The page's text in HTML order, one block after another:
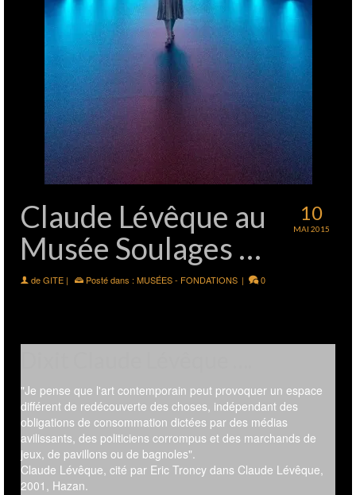
10
MAI 2015
Claude Lévêque au
Musée Soulages …
deGITE | Posté dans : MUSÉES - FONDATIONS | 0
"Je pense que l'art contemporain peut provoquer un espace
différent de redécouverte des choses, indépendant des
obligations de consommation dictées par des médias
avilissants, des politiciens corrompus et des marchands de
jeux, de pavillons ou de bagnoles".
Claude Lévêque, cité par Eric Troncy dans Claude Lévêque,
2001, Hazan.